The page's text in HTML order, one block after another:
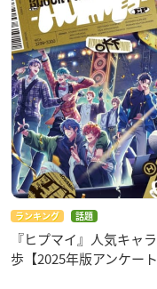
ランキング 話題
『ヒプマイ』人気キャ
歩【2025年版アンケート